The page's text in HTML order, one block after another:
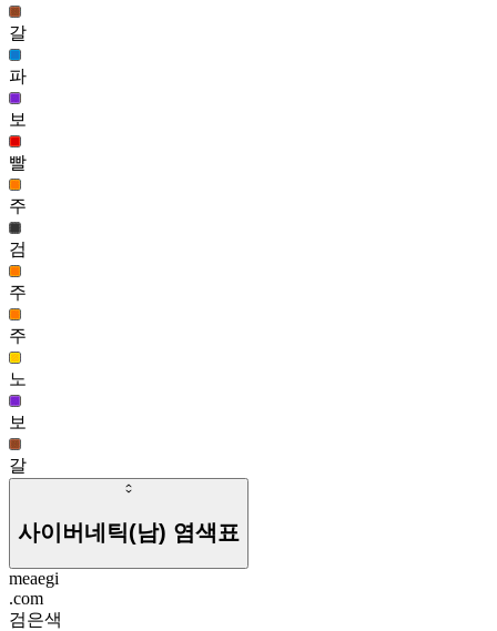
티나 헤어(여)
493
218
골목대장 헤어(남)
485
219
슈타르크 헤어
483
갈
파
보
빨
주
검
주
주
노
보
갈
사이버네틱(남) 염색표
meaegi
.com
검은색